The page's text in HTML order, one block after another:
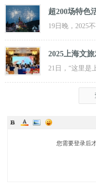
超200场特色
19日晚，2025
界啤酒文化节
2025上海文
21日，“这里是
会在渝举行，
您需要登录后